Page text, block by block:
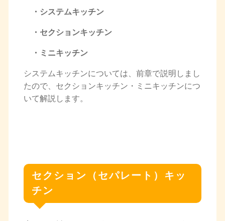
・システムキッチン
・セクションキッチン
・ミニキッチン
システムキッチンについては、前章で説明しまし
たので、セクションキッチン・ミニキッチンにつ
いて解説します。
セクション（セパレート）キッ
チン